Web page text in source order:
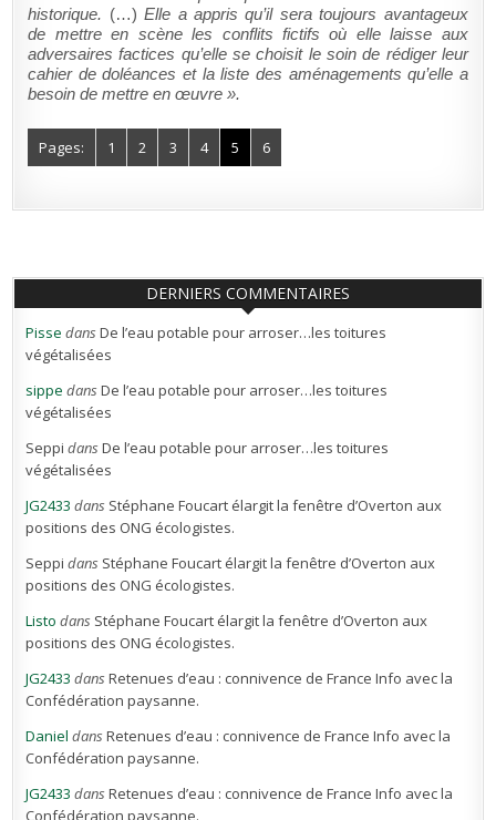
historique. (…) Elle a appris qu’il sera toujours avantageux
de mettre en scène les conflits fictifs où elle laisse aux
adversaires factices qu’elle se choisit le soin de rédiger leur
cahier de doléances et la liste des aménagements qu’elle a
besoin de mettre en œuvre ».
Pages: 1 2 3 4 5 6
DERNIERS COMMENTAIRES
Pisse dansDe l’eau potable pour arroser…les toitures
végétalisées
sippe dansDe l’eau potable pour arroser…les toitures
végétalisées
Seppi dansDe l’eau potable pour arroser…les toitures
végétalisées
JG2433 dans Stéphane Foucart élargit la fenêtre d’Overton aux
positions des ONG écologistes.
Seppi dans Stéphane Foucart élargit la fenêtre d’Overton aux
positions des ONG écologistes.
Listo dans Stéphane Foucart élargit la fenêtre d’Overton aux
positions des ONG écologistes.
JG2433 dansRetenues d’eau : connivence de France Info avec la
Confédération paysanne.
Daniel dansRetenues d’eau : connivence de France Info avec la
Confédération paysanne.
JG2433 dansRetenues d’eau : connivence de France Info avec la
Confédération paysanne.